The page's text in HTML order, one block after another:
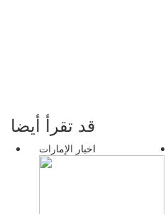
قد تقرأ أيضا
اخبار الإمارات